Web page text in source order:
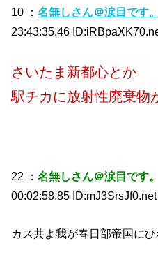
10 ：名無しさん＠涙目です。
23:43:35.46
さいたま新都心とか
駅チカに放射性廃棄物
22 ：名無しさん＠涙目です。
00:02:58.85 ID:mJ3SrsJf0.net
カス共よ我が春日部帝国に